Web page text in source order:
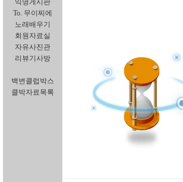
익명게시판
To. 무이찌에
노래배우기
회원자료실
자유사진관
리뷰기사방
백변클럽박스
클박자료목록